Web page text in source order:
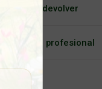
o devolver
Asesoría profesional